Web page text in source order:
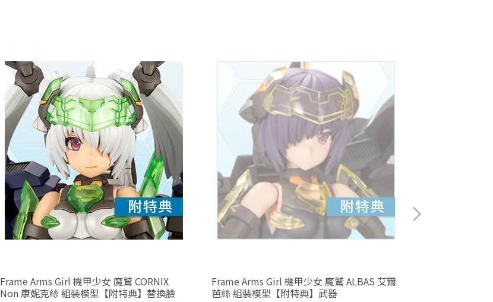
Frame Arms Girl 機甲少女 魔鷲 CORNIX
Non 康妮克絲 組裝模型【附特典】替換臉
Frame Arms Girl 機甲少女 魔鷲 ALBAS 艾爾
芭絲 組裝模型【附特典】武器